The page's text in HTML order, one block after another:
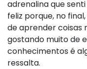
adrenalina que
feliz porque, no
de aprender coisas
gostando muito de
conhecimentos é
ressalta.